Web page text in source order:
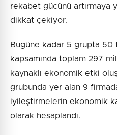
rekabet gücünü artırmaya
dikkat çekiyor.
Bugüne kadar 5 grupta 50
kapsamında toplam 297
kaynaklı ekonomik etki
grubunda yer alan 9
iyileştirmelerin ekonomik
olarak hesaplandı.